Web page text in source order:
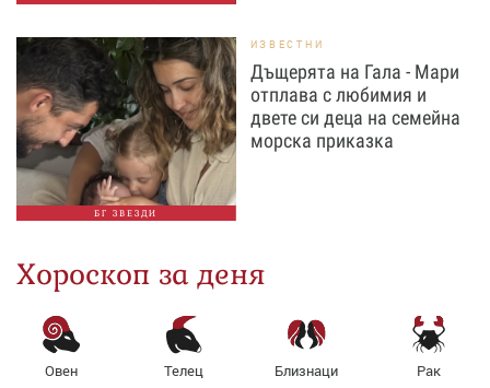
БГ ЗВЕЗДИ
ИЗВЕСТНИ
Дъщерята на Гала - Мари
отплава с любимия и
двете си деца на семейна
морска приказка
Хороскоп за деня
Овен Телец Близнаци Рак